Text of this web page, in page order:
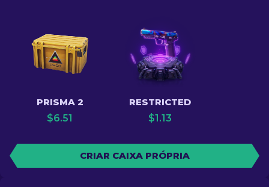
PRISMA 2
$6.51
RESTRICTED
$1.13
CRIAR CAIXA PRÓPRIA